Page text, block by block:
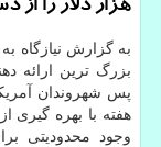
هزار دلار را از
به گزارش نیازگاه
بزرگ ترین ارائه
هفته با بهره گیری
وجود محدودیتی